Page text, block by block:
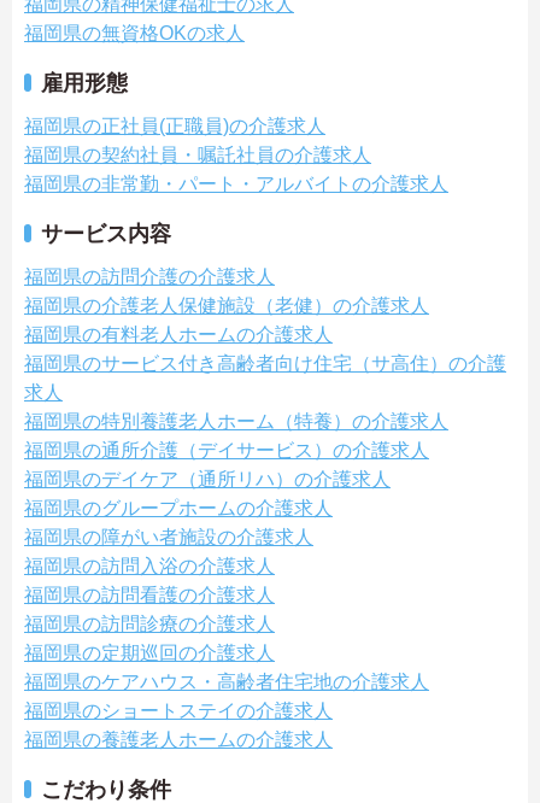
福岡県の無資格OKの求人
雇用形態
福岡県の正社員(正職員)の介護求人
福岡県の契約社員・嘱託社員の介護求人
福岡県の非常勤・パート・アルバイトの介護求人
サービス内容
福岡県の訪問介護の介護求人
福岡県の介護老人保健施設（老健）の介護求人
福岡県の有料老人ホームの介護求人
福岡県のサービス付き高齢者向け住宅（サ高住）の介護
求人
福岡県の特別養護老人ホーム（特養）の介護求人
福岡県の通所介護（デイサービス）の介護求人
福岡県のデイケア（通所リハ）の介護求人
福岡県のグループホームの介護求人
福岡県の障がい者施設の介護求人
福岡県の訪問入浴の介護求人
福岡県の訪問看護の介護求人
福岡県の訪問診療の介護求人
福岡県の定期巡回の介護求人
福岡県のケアハウス・高齢者住宅地の介護求人
福岡県のショートステイの介護求人
福岡県の養護老人ホームの介護求人
こだわり条件